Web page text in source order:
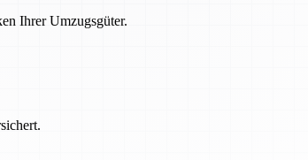
Ihrer Umzugsgüter.